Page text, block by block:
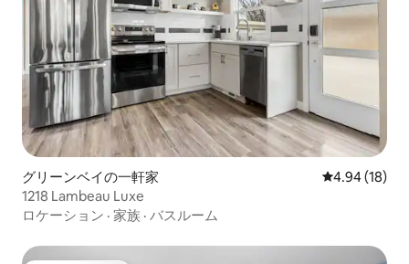
グリーンベイの一軒家 レビュー18
4.94 (18)
1218 Lambeau Luxe
ロケーション · 家族 · バスルーム